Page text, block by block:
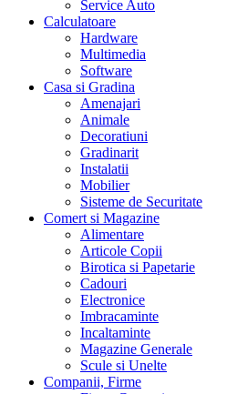
Service Auto
Calculatoare
Hardware
Multimedia
Software
Casa si Gradina
Amenajari
Animale
Decoratiuni
Gradinarit
Instalatii
Mobilier
Sisteme de Securitate
Comert si Magazine
Alimentare
Articole Copii
Birotica si Papetarie
Cadouri
Electronice
Imbracaminte
Incaltaminte
Magazine Generale
Scule si Unelte
Companii, Firme